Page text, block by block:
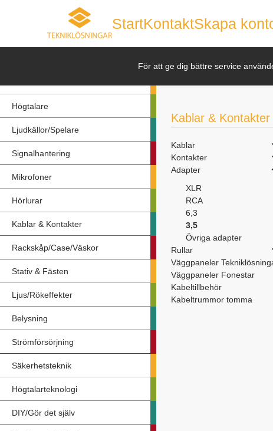
För att ge dig bättre service
Högtalare
Ljudkällor/Spelare
Signalhantering
Mikrofoner
Hörlurar
Kablar & Kontakter
Rackskåp/Case/Väskor
Stativ & Fästen
Ljus/Rökeffekter
Belysning
Strömförsörjning
Säkerhetsteknik
Högtalarteknologi
DIY/Gör det själv
Kablar & Kontakter
Kablar
Kontakter
Adapter
XLR
RCA
6,3
3,5
Övriga adapter
Rullar
Väggpaneler
Väggpaneler Fonestar
Kabeltillbehör
Kabeltrummor tomma
StartKontaktSkapa